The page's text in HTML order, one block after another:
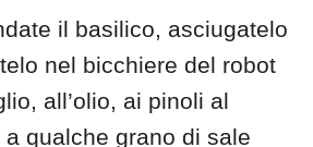
il basilico, asciugatelo
nel bicchiere del robot
all’olio, ai pinoli al
qualche grano di sale